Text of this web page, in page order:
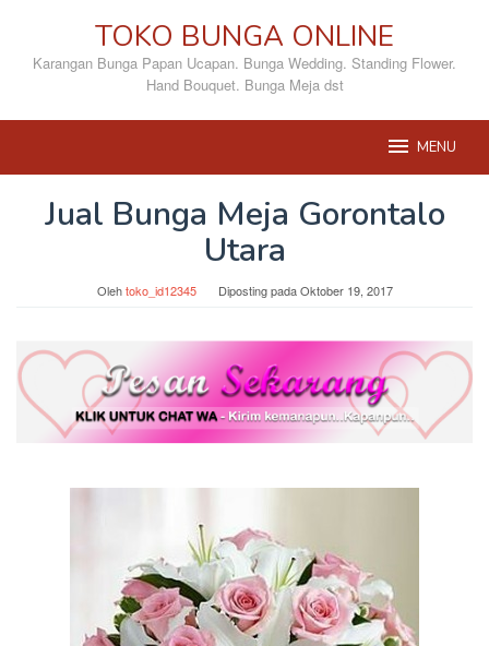
konten
TOKO BUNGA ONLINE
Karangan Bunga Papan Ucapan. Bunga Wedding. Standing Flower.
Hand Bouquet. Bunga Meja dst
MENU
Jual Bunga Meja Gorontalo
Utara
Olehtoko_id12345 Diposting padaOktober 19, 2017